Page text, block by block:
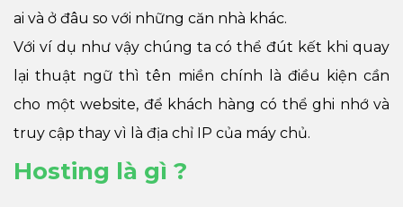
ai và ở đâu so với những căn nhà khác.
Với ví dụ như vậy chúng ta có thể đút kết khi quay
lại thuật ngữ thì tên miền chính là điều kiện cần
cho một website, để khách hàng có thể ghi nhớ và
truy cập thay vì là địa chỉ IP của máy chủ.
Hosting là gì ?